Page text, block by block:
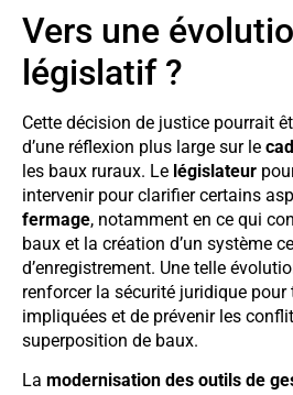
Vers une
législatif ?
Cette décision de justice pourrait
d’une réflexion plus large sur le
les baux ruraux. Le législateur
intervenir pour clarifier certains
fermage, notamment en ce qui
baux et la création d’un système
d’enregistrement. Une telle
renforcer la sécurité juridique
impliquées et de prévenir les
superposition de baux.
La modernisation des outils de